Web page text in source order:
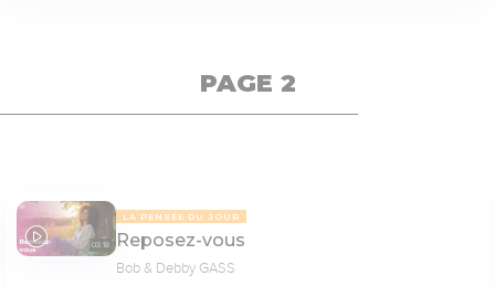
PAGE 2
03:18
LA PENSÉE DU JOUR
Reposez-vous
Bob & Debby GASS